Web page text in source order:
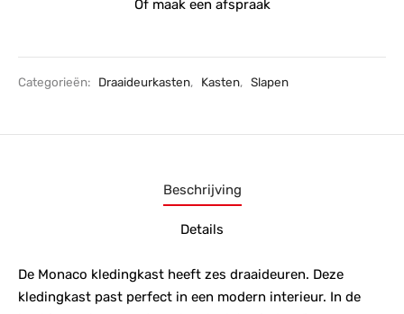
Of maak een afspraak
Categorieën: Draaideurkasten, Kasten, Slapen
Beschrijving
Details
De Monaco kledingkast heeft zes draaideuren. Deze
kledingkast past perfect in een modern interieur. In de